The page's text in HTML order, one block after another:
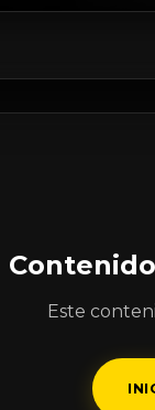
Este